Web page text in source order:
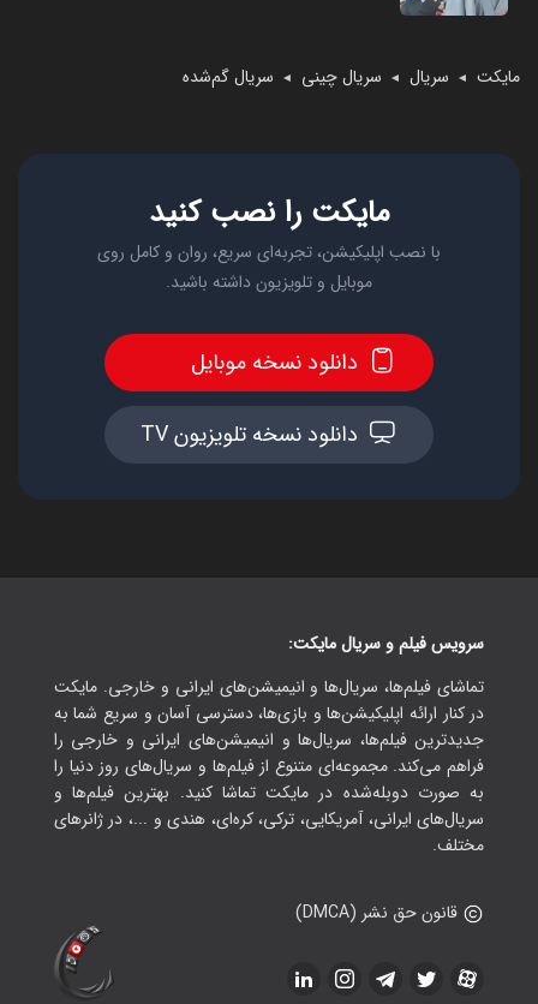
مایکت ◄ سریال ◄ سریال چینی ◄ سریال گم‌شده
مایکت را نصب کنید
با نصب اپلیکیشن، تجربه‌ای سریع، روان و کامل روی
موبایل و تلویزیون داشته باشید.
دانلود نسخه موبایل
دانلود نسخه تلویزیون TV
سرویس فیلم و سریال مایکت:
تماشای فیلم‌ها، سریال‌ها و انیمیشن‌های ایرانی و خارجی. مایکت
در کنار ارائه اپلیکیشن‌ها و بازی‌ها، دسترسی آسان و سریع شما به
جدیدترین فیلم‌ها، سریال‌ها و انیمیشن‌های ایرانی و خارجی را
فراهم می‌کند. مجموعه‌ای متنوع از فیلم‌ها و سریال‌های روز دنیا را
به صورت دوبله‌شده در مایکت تماشا کنید. بهترین فیلم‌ها و
سریال‌های ایرانی، آمریکایی، ترکی، کره‌ای، هندی و ...، در ژانرهای
مختلف.
قانون حق نشر (DMCA)